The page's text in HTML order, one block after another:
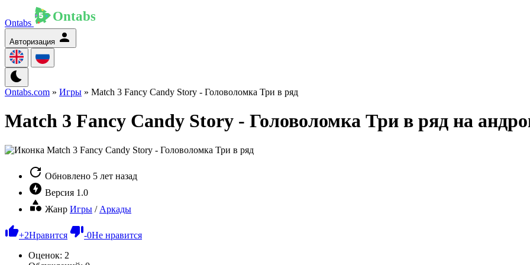
Ontabs
Авторизация
Ontabs.com » Игры » Match 3 Fancy Candy Story - Головоломка Три в ряд
Match 3 Fancy Candy Story - Головоломка Три в ряд на
Обновлено 5 лет назад
Версия 1.0
Жанр Игры / Аркады
+2Нравится -0Не нравится
Оценок: 2